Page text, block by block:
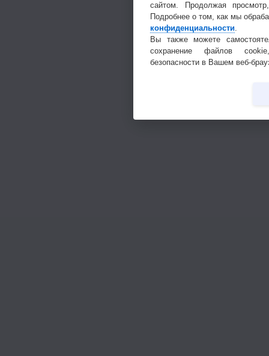
сайтом. Продолжая
Подробнее о том, как мы
конфиденциальности.
Вы также можете
сохранение файлов
безопасности в Вашем веб-